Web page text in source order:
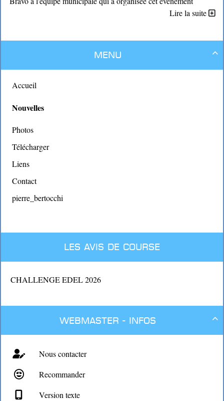

Menu
Accueil
Nouvelles
Photos
Télécharger
Liens
Contact
pierre_bertocchi
Les avis de course
CHALLENGE EDEL 2026

Webmaster - Infos
Nous contacter
Recommander
Version texte
élus et personnels de la mairie qui sont venus discuter avec nous .
Merci aux deux Jean Claude , à Jean Luc et Philippe pour leur
présence à mes côtés pour cet événement
Lire la suite